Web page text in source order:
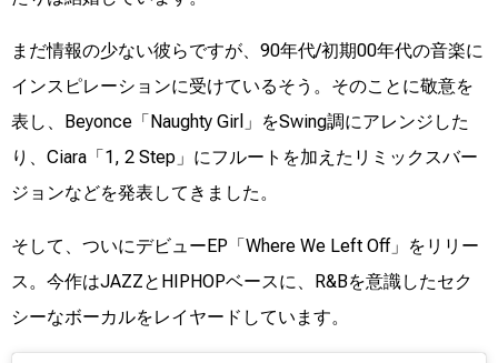
まだ情報の少ない彼らですが、90年代/初期00年代の音楽に
インスピレーションに受けているそう。そのことに敬意を
表し、Beyonce「Naughty Girl」をSwing調にアレンジした
り、Ciara「1, 2 Step」にフルートを加えたリミックスバー
ジョンなどを発表してきました。
そして、ついにデビューEP「Where We Left Off」をリリー
ス。今作はJAZZとHIPHOPベースに、R&Bを意識したセク
シーなボーカルをレイヤードしています。